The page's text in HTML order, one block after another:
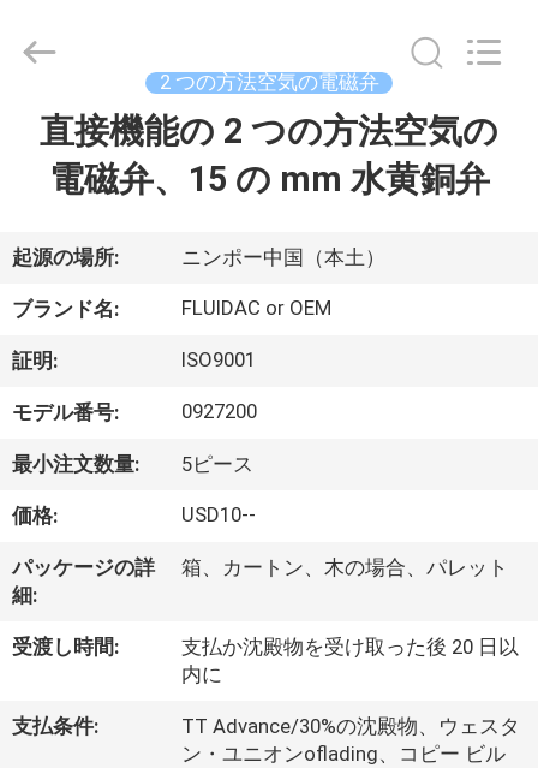
ロ
ダ
ク
ト
デ
オ
達
Copyright
FENGHUA
CONTROL
2 つの方法空気の電磁弁
直接機能の 2 つの方法空気の
電磁弁、15 の mm 水黄銅弁
起源の場所: ニンポー中国（本土）
ブランド名: FLUIDAC or OEM
証明: ISO9001
モデル番号: 0927200
最小注文数量: 5ピース
価格: USD10--
パッケージの詳
細:
箱、カートン、木の場合、パレット
受渡し時間:
支払か沈殿物を受け取った後 20 日以
内に
支払条件:
TT Advance/30%の沈殿物、ウェスタ
ン・ユニオンoflading、コピー ビル